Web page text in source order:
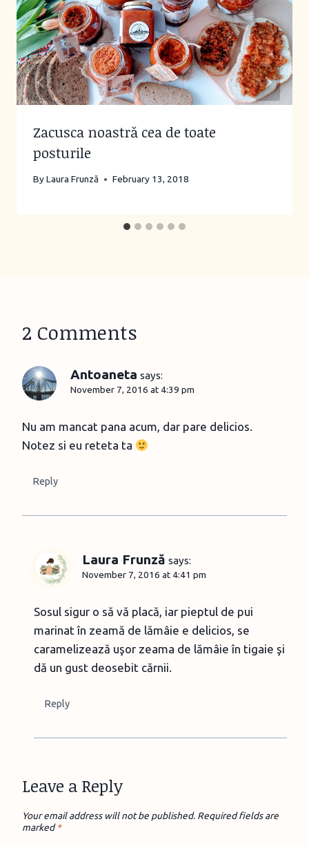
Zacusca noastră cea de toate
posturile
ByLaura Frunză February 13, 2018
2 Comments
Antoaneta says:
November 7, 2016 at 4:39 pm
Nu am mancat pana acum, dar pare delicios.
Notez si eu reteta ta
Reply
Laura Frunză says:
November 7, 2016 at 4:41 pm
Sosul sigur o să vă placă, iar pieptul de pui
marinat în zeamă de lămâie e delicios, se
caramelizează uşor zeama de lămâie în tigaie şi
dă un gust deosebit cărnii.
Reply
Leave a Reply
Your email address will not be published. Required fields are
marked*